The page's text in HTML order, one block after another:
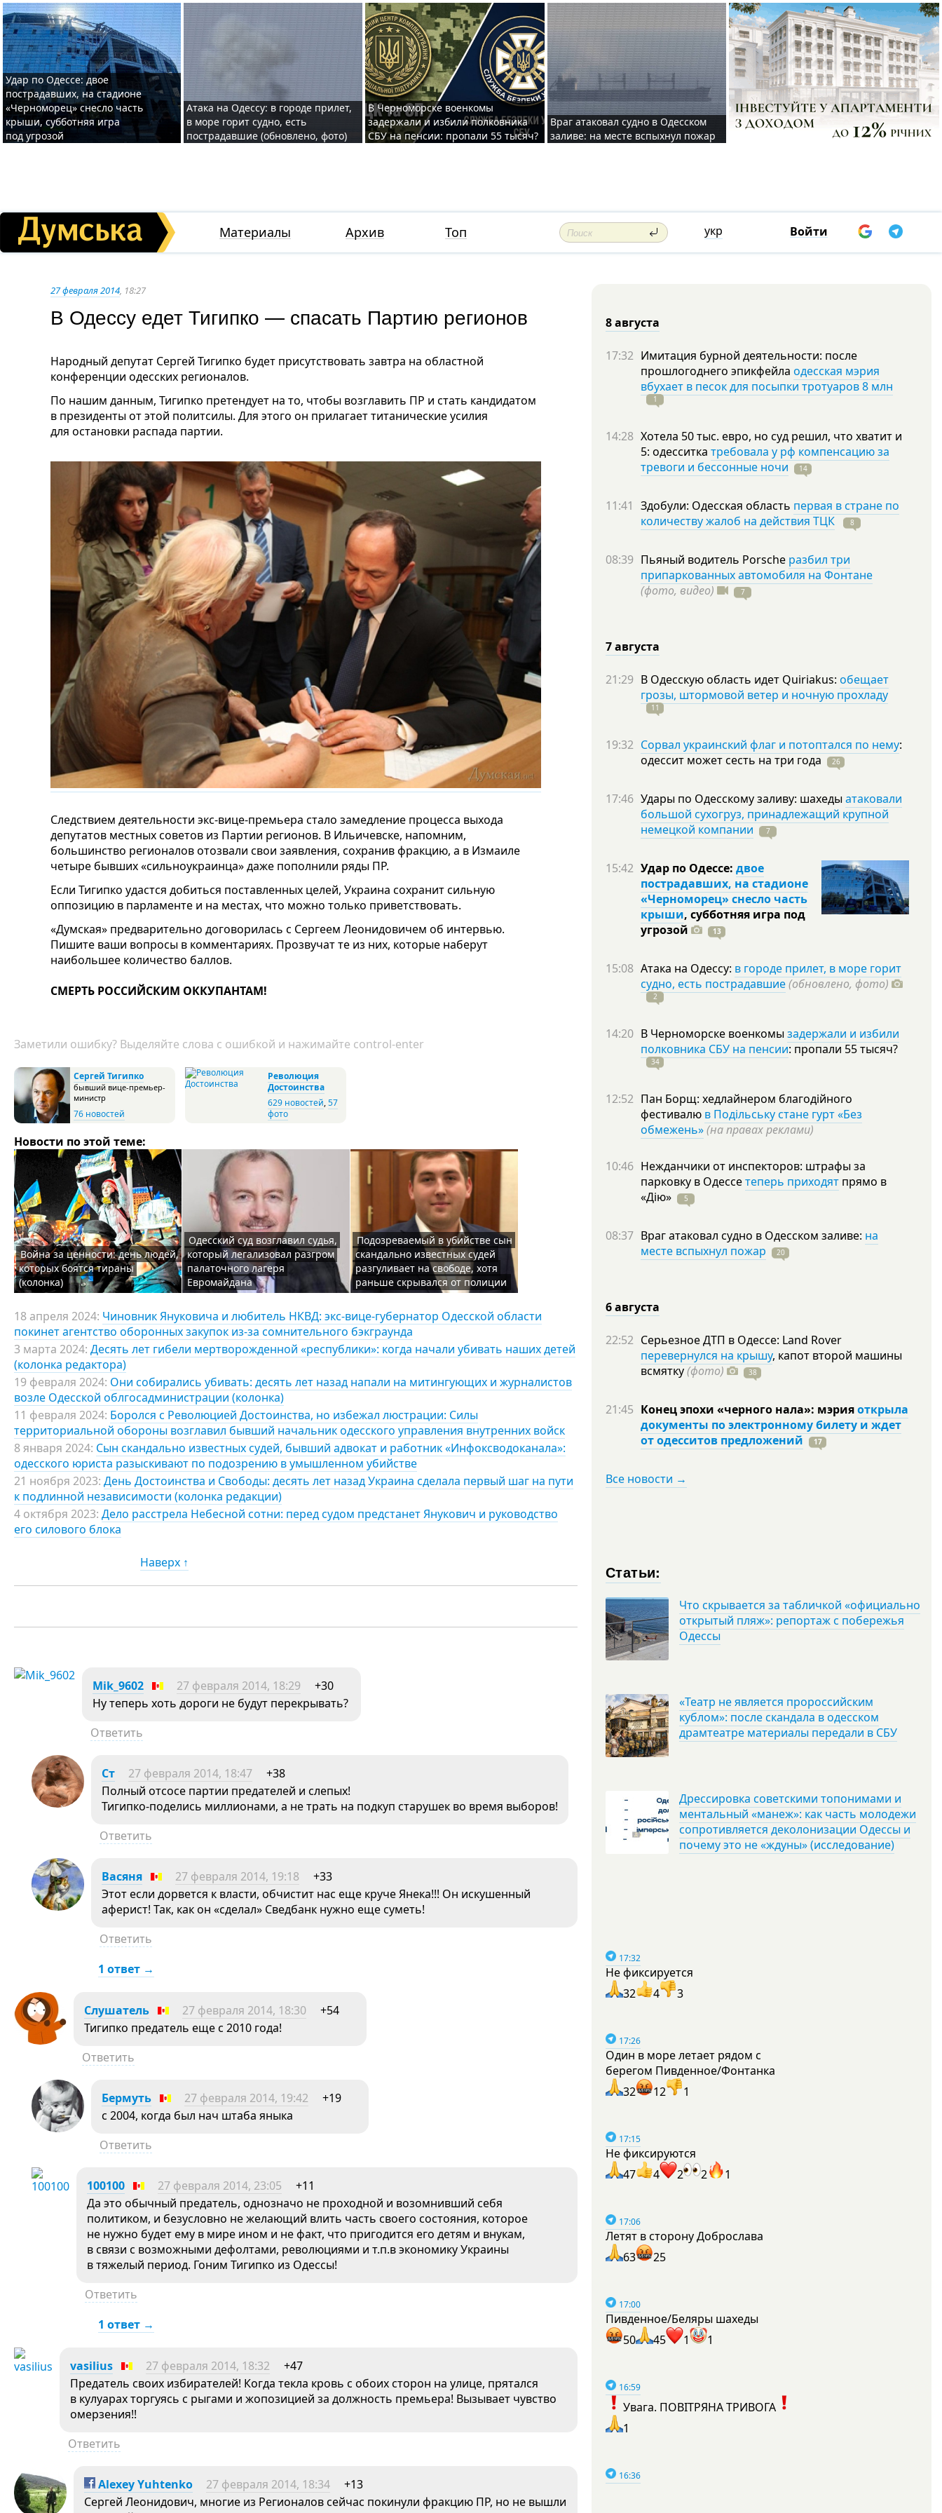
Удар по Одессе: двое
пострадавших, на стадионе
«Черноморец» снесло часть
крыши, субботняя игра
под угрозой
Атака на Одессу: в городе прилет,
в море горит судно, есть
пострадавшие (обновлено, фото)
В Черноморске военкомы
задержали и избили полковника
СБУ на пенсии: пропали 55 тысяч?
Враг атаковал судно в Одесском
заливе: на месте вспыхнул пожар
Материалы Архив Топ укр Войти
27 февраля 2014, 18:27
В Одессу едет Тигипко — спасать Партию регионов
Народный депутат Сергей Тигипко будет присутствовать завтра на областной
конференции одесских регионалов.
По нашим данным, Тигипко претендует на то, чтобы возглавить ПР и стать кандидатом
в президенты от этой политсилы. Для этого он прилагает титанические усилия
для остановки распада партии.
Следствием деятельности экс-вице-премьера стало замедление процесса выхода
депутатов местных советов из Партии регионов. В Ильичевске, напомним,
большинство регионалов отозвали свои заявления, сохранив фракцию, а в Измаиле
четыре бывших «сильноукраинца» даже пополнили ряды ПР.
Если Тигипко удастся добиться поставленных целей, Украина сохранит сильную
оппозицию в парламенте и на местах, что можно только приветствовать.
«Думская» предварительно договорилась с Сергеем Леонидовичем об интервью.
Пишите ваши вопросы в комментариях. Прозвучат те из них, которые наберут
наибольшее количество баллов.
СМЕРТЬ РОССИЙСКИМ ОККУПАНТАМ!
Заметили ошибку? Выделяйте слова с ошибкой и нажимайте control-enter
Сергей Тигипко
бывший вице-премьер-
министр
76 новостей
Революция
Достоинства
629 новостей,57
фото
Новости по этой теме:
Война за ценности: день людей,
которых боятся тираны
(колонка)
Одесский суд возглавил судья,
который легализовал разгром
палаточного лагеря
Евромайдана
Подозреваемый в убийстве сын
скандально известных судей
разгуливает на свободе, хотя
раньше скрывался от полиции
18 апреля 2024: Чиновник Януковича и любитель НКВД: экс-вице-губернатор Одесской области
покинет агентство оборонных закупок из-за сомнительного бэкграунда
3 марта 2024: Десять лет гибели мертворожденной «республики»: когда начали убивать наших детей
(колонка редактора)
19 февраля 2024: Они собирались убивать: десять лет назад напали на митингующих и журналистов
возле Одесской облгосадминистрации (колонка)
11 февраля 2024: Боролся с Революцией Достоинства, но избежал люстрации: Силы
территориальной обороны возглавил бывший начальник одесского управления внутренних войск
8 января 2024: Сын скандально известных судей, бывший адвокат и работник «Инфоксводоканала»:
одесского юриста разыскивают по подозрению в умышленном убийстве
21 ноября 2023: День Достоинства и Свободы: десять лет назад Украина сделала первый шаг на пути
к подлинной независимости (колонка редакции)
4 октября 2023: Дело расстрела Небесной сотни: перед судом предстанет Янукович и руководство
его силового блока
Наверх ↑
Mik_9602 27 февраля 2014, 18:29
+30
Ну теперь хоть дороги не будут перекрывать?
Ответить
Ст 27 февраля 2014, 18:47
+38
Полный отсосе партии предателей и слепых!
Тигипко-поделись миллионами, а не трать на подкуп старушек во время выборов!
Ответить
Васяня 27 февраля 2014, 19:18
+33
Этот если дорвется к власти, обчистит нас еще круче Янека!!! Он искушенный
аферист! Так, как он «сделал» Сведбанк нужно еще суметь!
Ответить
1 ответ →
Слушатель 27 февраля 2014, 18:30
+54
Тигипко предатель еще с 2010 года!
Ответить
Бермуть 27 февраля 2014, 19:42
+19
с 2004, когда был нач штаба яныка
Ответить
100100 27 февраля 2014, 23:05
+11
Да это обычный предатель, однозначо не проходной и возомнивший себя
политиком, и безусловно не желающий влить часть своего состояния, которое
не нужно будет ему в мире ином и не факт, что пригодится его детям и внукам,
в связи с возможными дефолтами, революциями и т.п.в экономику Украины
в тяжелый период. Гоним Тигипко из Одессы!
Ответить
1 ответ →
vasilius 27 февраля 2014, 18:32
+47
Предатель своих избирателей! Когда текла кровь с обоих сторон на улице, прятался
в кулуарах торгуясь с рыгами и жопозицией за должность премьера! Вызывает чувство
омерзения!!
Ответить
Alexey Yuhtenko 27 февраля 2014, 18:34
+13
Сергей Леонидович, многие из Регионалов сейчас покинули фракцию ПР, но не вышли
8 августа
17:32 Имитация бурной деятельности: после
прошлогоднего эпикфейла одесская мэрия
вбухает в песок для посыпки тротуаров 8 млн
1
14:28 Хотела 50 тыс. евро, но суд решил, что хватит и
5: одесситка требовала у рф компенсацию за
тревоги и бессонные ночи
14
11:41 Здобули: Одесская область первая в стране по
количеству жалоб на действия ТЦК
8
08:39 Пьяный водитель Porsche разбил три
припаркованных автомобиля на Фонтане
(фото, видео)
7
7 августа
21:29 В Одесскую область идет Quiriakus: обещает
грозы, штормовой ветер и ночную прохладу
11
19:32 Сорвал украинский флаг и потоптался по нему:
одессит может сесть на три года 26
17:46 Удары по Одесскому заливу: шахеды атаковали
большой сухогруз, принадлежащий крупной
немецкой компании
7
15:42 Удар по Одессе: двое
пострадавших, на стадионе
«Черноморец» снесло часть
крыши, субботняя игра под
угрозой
13
15:08 Атака на Одессу: в городе прилет, в море горит
судно, есть пострадавшие(обновлено, фото)
2
14:20 В Черноморске военкомы задержали и избили
полковника СБУ на пенсии: пропали 55тысяч?
34
12:52 Пан Борщ: хедлайнером благодійного
фестивалю в Подільську стане гурт «Без
обмежень»(на правах реклами)
10:46 Нежданчики от инспекторов: штрафы за
парковку в Одессетеперь приходят прямо в
«Дію»
5
08:37 Враг атаковал судно в Одесском заливе: на
месте вспыхнул пожар
20
6 августа
22:52 Серьезное ДТП в Одессе: Land Rover
перевернулся на крышу, капот второй машины
всмятку(фото) 38
21:45 Конец эпохи «черного нала»: мэрияоткрыла
документы по электронному билету и ждет
от одесситов предложений
17
Все новости →
Статьи:
Что скрывается за табличкой «официально
открытый пляж»: репортаж с побережья
Одессы
«Театр не является пророссийским
кублом»: после скандала в одесском
драмтеатре материалы передали в СБУ
Дрессировка советскими топонимами и
ментальный «манеж»: как часть молодежи
сопротивляется деколонизации Одессы и
почему это не «ждуны» (исследование)
17:32
Не фиксируется
32
4 3
17:26
Один в море летает рядом с
берегом Пивденное/Фонтанка
32
12 1
17:15
Не фиксируются
47
4 2 2 1
17:06
Летят в сторону Доброслава
63
25
17:00
Пивденное/Беляры шахеды
50
45 1 1
16:59
Увага. ПОВІТРЯНА ТРИВОГА
1
16:36